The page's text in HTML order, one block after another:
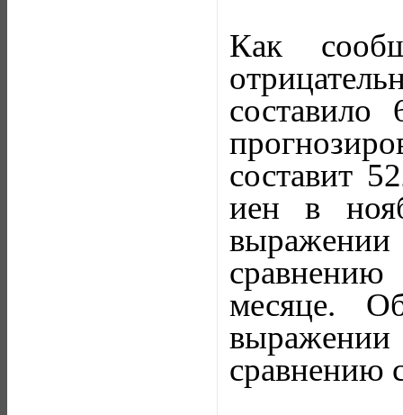
Как
составит
иен в
месяце.
сравнению